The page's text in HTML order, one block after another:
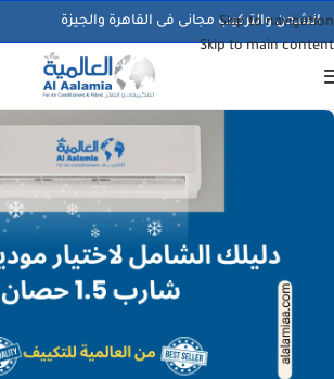
Skip to navigation
Skip to main content
الشحن والتركيب مجانى فى القاهرة والجيزة